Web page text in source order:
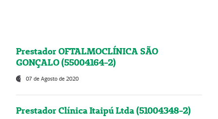
Prestador OFTALMOCLÍNICA SÃO
GONÇALO (55004164-2)
07 de Agosto de 2020
Prestador Clínica Itaipú Ltda (51004348-2)